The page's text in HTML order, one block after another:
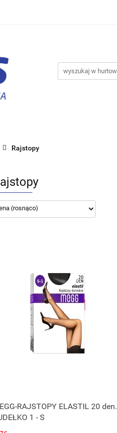
Biurowe
Rajstopy
Produkt niedostępny
RAJSTOPY ELASTIL 20 den.
1 - S